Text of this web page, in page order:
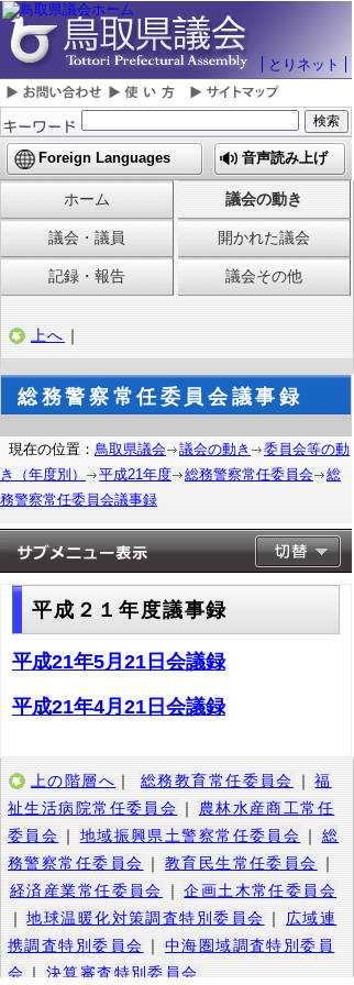
とりネット
Foreign Languages 音声読み上げ
ホーム 議会の動き
議会・議員 開かれた議会
記録・報告 議会その他
上へ ｜
総務警察常任委員会議事録
現在の位置： 鳥取県議会 議会の動き
委員会等の動
き（年度別）
平成21年度 総務警察常任委員会
総
務警察常任委員会議事録
平成２１年度議事録
平成21年5月21日会議録
平成21年4月21日会議録
上の階層へ ｜ 総務教育常任委員会 ｜ 福
祉生活病院常任委員会 ｜
農林水産商工常任
委員会 ｜ 地域振興県土警察常任委員会 ｜
総
務警察常任委員会 ｜ 教育民生常任委員会
｜
経済産業常任委員会
｜ 企画土木常任委員会
｜ 地球温暖化対策調査特別委員会 ｜
広域連
携調査特別委員会 ｜
中海圏域調査特別委員
会 ｜ 決算審査特別委員会